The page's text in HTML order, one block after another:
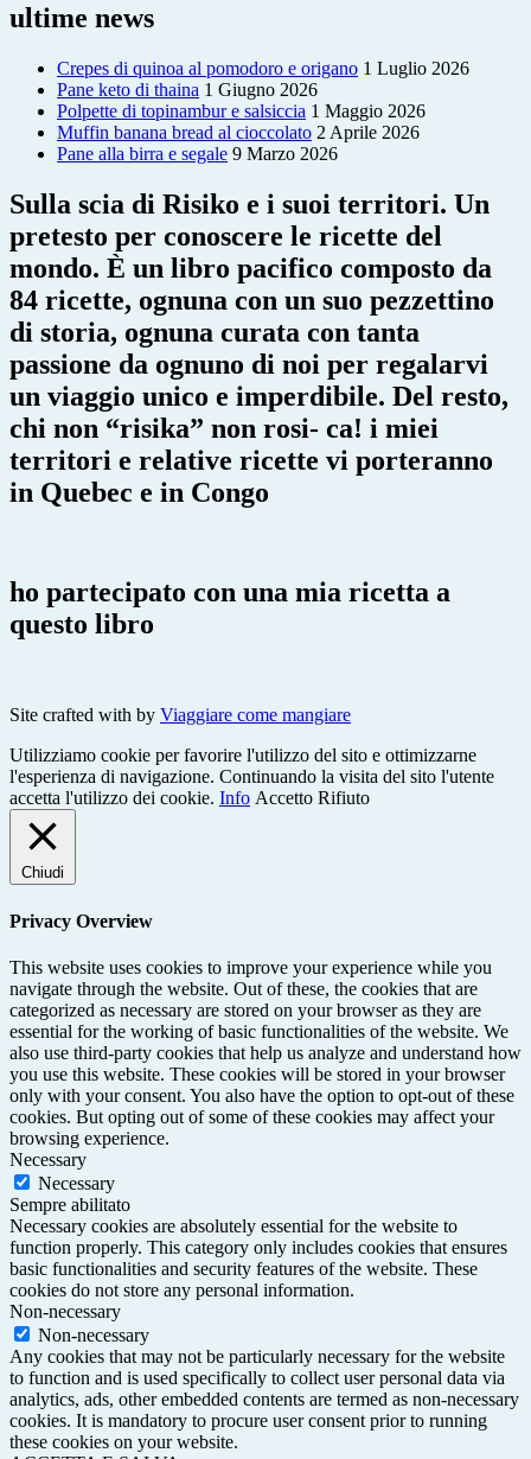
ultime news
Crepes di quinoa al pomodoro e origano 1 Luglio 2026
Pane keto di thaina 1 Giugno 2026
Polpette di topinambur e salsiccia 1 Maggio 2026
Muffin banana bread al cioccolato 2 Aprile 2026
Pane alla birra e segale 9 Marzo 2026
Sulla scia di Risiko e i suoi territori. Un
pretesto per conoscere le ricette del
mondo. È un libro pacifico composto da
84 ricette, ognuna con un suo pezzettino
di storia, ognuna curata con tanta
passione da ognuno di noi per regalarvi
un viaggio unico e imperdibile. Del resto,
chi non “risika” non rosi- ca! i miei
territori e relative ricette vi porteranno
in Quebec e in Congo
ho partecipato con una mia ricetta a
questo libro
Site crafted with by Viaggiare come mangiare
Utilizziamo cookie per favorire l'utilizzo del sito e ottimizzarne
l'esperienza di navigazione. Continuando la visita del sito l'utente
accetta l'utilizzo dei cookie. Info Accetto Rifiuto
Chiudi
Privacy Overview
This website uses cookies to improve your experience while you
navigate through the website. Out of these, the cookies that are
categorized as necessary are stored on your browser as they are
essential for the working of basic functionalities of the website. We
also use third-party cookies that help us analyze and understand how
you use this website. These cookies will be stored in your browser
only with your consent. You also have the option to opt-out of these
cookies. But opting out of some of these cookies may affect your
browsing experience.
Necessary
Necessary
Sempre abilitato
Necessary cookies are absolutely essential for the website to
function properly. This category only includes cookies that ensures
basic functionalities and security features of the website. These
cookies do not store any personal information.
Non-necessary
Non-necessary
Any cookies that may not be particularly necessary for the website
to function and is used specifically to collect user personal data via
analytics, ads, other embedded contents are termed as non-necessary
cookies. It is mandatory to procure user consent prior to running
these cookies on your website.